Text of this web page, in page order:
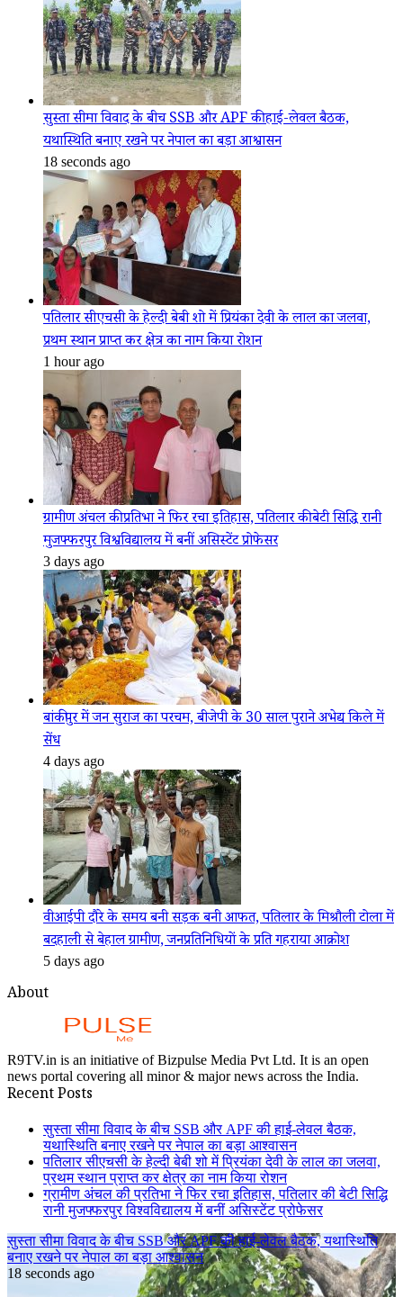
सुस्ता सीमा विवाद के बीच SSB और APF की हाई-लेवल बैठक,
यथास्थिति बनाए रखने पर नेपाल का बड़ा आश्वासन
18 seconds ago
पतिलार सीएचसी के हेल्दी बेबी शो में प्रियंका देवी के लाल का जलवा,
प्रथम स्थान प्राप्त कर क्षेत्र का नाम किया रोशन
1 hour ago
ग्रामीण अंचल की प्रतिभा ने फिर रचा इतिहास, पतिलार की बेटी सिद्धि रानी
मुजफ्फरपुर विश्वविद्यालय में बनीं असिस्टेंट प्रोफेसर
3 days ago
बांकीपुर में जन सुराज का परचम, बीजेपी के 30 साल पुराने अभेद्य किले में
सेंध
4 days ago
वीआईपी दौरे के समय बनी सड़क बनी आफत, पतिलार के मिश्रौली टोला में
बदहाली से बेहाल ग्रामीण, जनप्रतिनिधियों के प्रति गहराया आक्रोश
5 days ago
About
R9TV.in is an initiative of Bizpulse Media Pvt Ltd. It is an open
news portal covering all minor & major news across the India.
Recent Posts
सुस्ता सीमा विवाद के बीच SSB और APF की हाई-लेवल बैठक,
यथास्थिति बनाए रखने पर नेपाल का बड़ा आश्वासन
पतिलार सीएचसी के हेल्दी बेबी शो में प्रियंका देवी के लाल का जलवा,
प्रथम स्थान प्राप्त कर क्षेत्र का नाम किया रोशन
ग्रामीण अंचल की प्रतिभा ने फिर रचा इतिहास, पतिलार की बेटी सिद्धि
रानी मुजफ्फरपुर विश्वविद्यालय में बनीं असिस्टेंट प्रोफेसर
सुस्ता सीमा विवाद के बीच SSB और APF की हाई-लेवल बैठक, यथास्थिति
बनाए रखने पर नेपाल का बड़ा आश्वासन
18 seconds ago